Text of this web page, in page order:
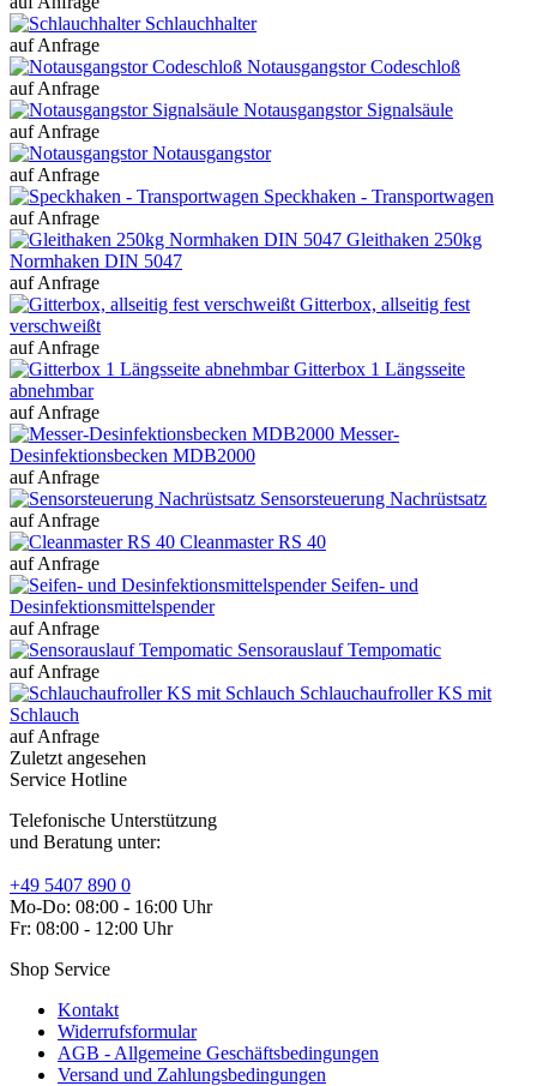
Schlauchhalter
auf Anfrage
Notausgangstor Codeschloß
auf Anfrage
Notausgangstor Signalsäule
auf Anfrage
Notausgangstor
auf Anfrage
Speckhaken - Transportwagen
auf Anfrage
Gleithaken 250kg
Normhaken DIN 5047
auf Anfrage
Gitterbox, allseitig fest
verschweißt
auf Anfrage
Gitterbox 1 Längsseite
abnehmbar
auf Anfrage
Messer-
Desinfektionsbecken MDB2000
auf Anfrage
Sensorsteuerung Nachrüstsatz
auf Anfrage
Cleanmaster RS 40
auf Anfrage
Seifen- und
Desinfektionsmittelspender
auf Anfrage
Sensorauslauf Tempomatic
auf Anfrage
Schlauchaufroller KS mit
Schlauch
auf Anfrage
Zuletzt angesehen
Service Hotline
Telefonische Unterstützung
und Beratung unter:
+49 5407 890 0
Mo-Do: 08:00 - 16:00 Uhr
Fr: 08:00 - 12:00 Uhr
Shop Service
Kontakt
Widerrufsformular
AGB - Allgemeine Geschäftsbedingungen
Versand und Zahlungsbedingungen